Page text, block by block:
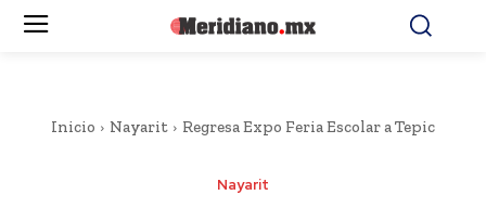
Inicio Nayarit Regresa Expo Feria Escolar a Tepic
Nayarit